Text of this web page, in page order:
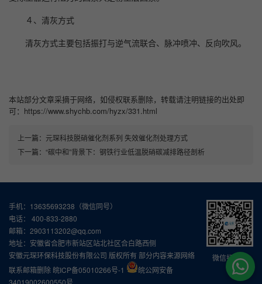
４、清灰方式
清灰方式主要包括振打与逆气流联合、脉冲喷冲、反向吹风。
本站部分文章采摘于网络，如侵权联系删除，转载请注明链接的出处即
可：https://www.shychb.com/hyzx/331.html
上一篇： 元琛科技脱硝催化剂系列 失效催化剂处理方式
下一篇： “碳中和”背景下：钢铁行业低温脱硝碳减排路径剖析
微信扫一扫
手机：13635693238（微信同号）
电话： 400-833-2880
邮箱：2903113202@qq.com
地址：安徽省合肥市新站区站北社区合白路西侧
安徽元琛环保科技股份有限公司 版权所有 部分内容来源网络
联系邮箱删除 皖ICP备05010266号-1
皖公网安备
34019002600550号